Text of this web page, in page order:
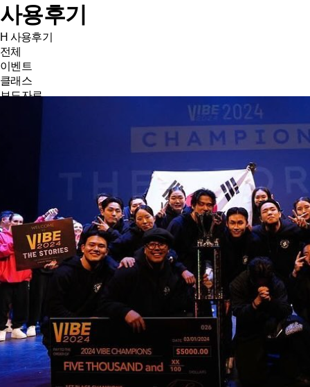
사용후기
H 사용후기
전체
이벤트
클래스
보도자료